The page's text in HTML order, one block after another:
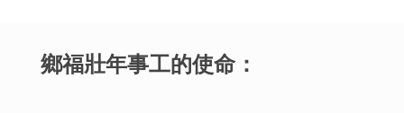
鄉福壯年事工的使命：